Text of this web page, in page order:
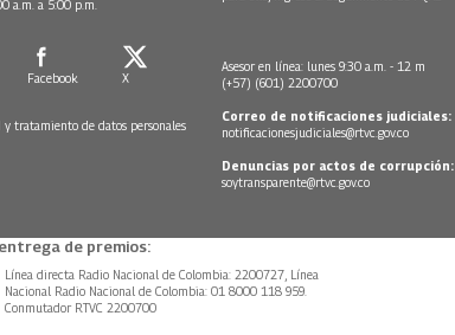
a.m. a 5:00 p.m.
Facebook X
tratamiento de datos personales
Asesor en línea: lunes 9:30 a.m. - 12 m
(+57) (601) 2200700
Correo de notificaciones judiciales:
notificacionesjudiciales@rtvc.gov.co
Denuncias por actos de corrupción:
soytransparente@rtvc.gov.co
de premios:
Línea directa Radio Nacional de Colombia: 2200727, Línea
Nacional Radio Nacional de Colombia: 01 8000 118 959.
Conmutador RTVC 2200700